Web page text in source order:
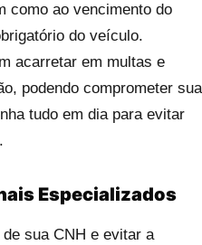
como ao vencimento do
do veículo.
acarretar em multas e
podendo comprometer sua
tudo em dia para evitar
Especializados
sua CNH e evitar a